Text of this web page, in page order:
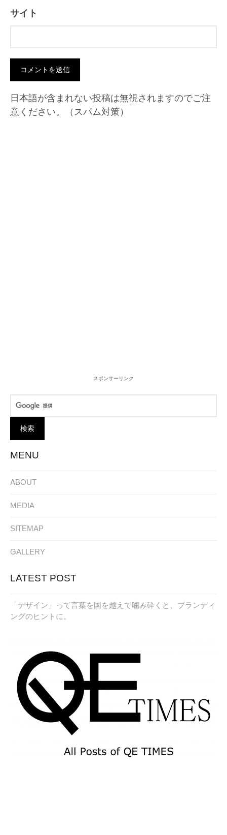
サイト
日本語が含まれない投稿は無視されますのでご注
意ください。（スパム対策）
スポンサーリンク
MENU
ABOUT
MEDIA
SITEMAP
GALLERY
LATEST POST
「デザイン」って言葉を国を越えて噛み砕くと、ブランディ
ングのヒントに。